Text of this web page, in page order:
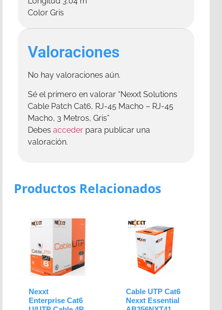
Color Gris
Valoraciones
No hay valoraciones aún.
Sé el primero en valorar “Nexxt Solutions
Cable Patch Cat6, RJ-45 Macho – RJ-45
Macho, 3 Metros, Gris”
Debes acceder para publicar una
valoración.
Productos Relacionados
Nexxt
Enterprise Cat6
Cable UTP Cat6
Nexxt Essential